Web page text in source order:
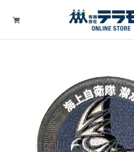
Tシャツ・ウェア
キャップ（帽子）
ZIPPO